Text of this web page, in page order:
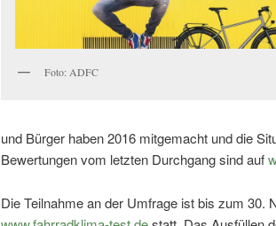
Foto: ADFC
und Bürger haben 2016 mitgemacht und die
Bewertungen vom letzten Durchgang sind auf
Die Teilnahme an der Umfrage ist bis zum 30.